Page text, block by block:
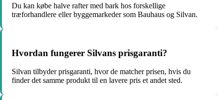
Du kan købe halve rafter med bark hos forskellige
træforhandlere eller byggemarkeder som Bauhaus og Silvan.
Hvordan fungerer Silvans prisgaranti?
Silvan tilbyder prisgaranti, hvor de matcher prisen, hvis du
finder det samme produkt til en lavere pris et andet sted.